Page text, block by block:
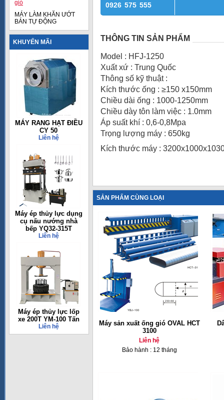
gió
MÁY LÀM KHĂN ƯỚT
BÁN TỰ ĐỘNG
KHUYẾN MÃI
MÁY RANG HẠT ĐIỀU
CY 50
Liên hệ
Máy ép thủy lực dụng
cụ nấu nướng nhà
bếp YQ32-315T
Liên hệ
Máy ép thủy lực lốp
xe 200T YM-100 Tấn
Liên hệ
0926 575 555
THÔNG TIN SẢN PHẨM
Model : HFJ-1250
Xuất xứ : Trung Quốc
Thông số kỹ thuật :
Kích thước ống : ≥150 x150mm
Chiều dài ống : 1000-1250mm
Chiều dày tôn làm việc : 1.0mm
Áp suất khí : 0,6-0,8Mpa
Trọng lượng máy : 650kg
Kích thước máy :
SẢN PHẨM CÙNG LOẠI
Máy sản xuất ống gió OVAL HCT
3100
Liên hệ
Bảo hành : 12 tháng